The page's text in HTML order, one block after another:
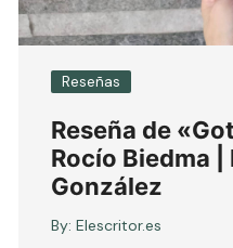
Reseñas
Reseña de
Rocío Biedma |
González
By: Elescritor.es